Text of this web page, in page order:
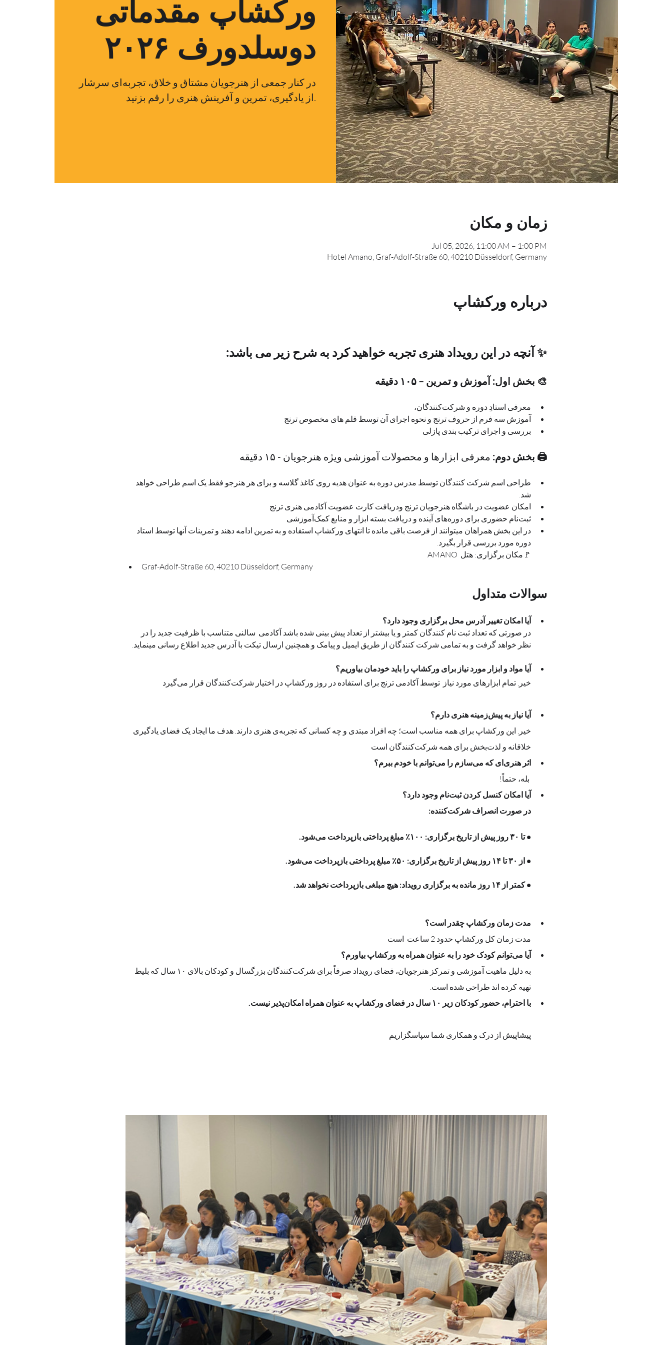
ورکشاپ مقدماتی
دوسلدورف ۲۰۲۶
در کنار جمعی از هنرجویان مشتاق و خلاق، تجربه‌ای سرشار
از یادگیری، تمرین و آفرینش هنری را رقم بزنید.
زمان و مکان
Jul 05, 2026, 11:00 AM – 1:00 PM
Hotel Amano, Graf-Adolf-Straße 60, 40210 Düsseldorf, Germany
درباره ورکشاپ
✨ آنچه در این رویداد هنری تجربه خواهید کرد به شرح زیر می باشد:
🎨 بخش اول: آموزش و تمرین – ۱۰۵ دقیقه
معرفی استادِ دوره و شرکت‌کنندگان،
آموزش سه فرم از حروف ترنج و نحوه اجرای آن توسط قلم های مخصوص ترنج
بررسی و اجرای ترکیب بندی پازلی
🖨 بخش دوم: معرفی ابزارها و محصولات آموزشی ویژه هنرجویان - ۱۵ دقیقه
طراحی اسم شرکت کنندگان توسط مدرس دوره به عنوان هدیه روی کاغذ گلاسه و برای هر هنرجو فقط یک اسم طراحی خواهد
شد.
امکان عضویت در باشگاه هنرجویان ترنج ودریافت کارت عضویت آکادمی هنری ترنج
ثبت‌نام حضوری برای دوره‌های آینده و دریافت بسته ابزار و منابع کمک‌آموزشی
در این بخش همراهان میتوانند از فرصت باقی مانده تا انتهای ورکشاپ استفاده و به تمرین ادامه دهند و تمرینات آنها توسط استاد
دوره مورد بررسی قرار بگیرد.
🚩مکان برگزاری: هتل  AMANO
Graf-Adolf-Straße 60, 40210 Düsseldorf, Germany
سوالات متداول
آیا امکان تغییر آدرس محل برگزاری وجود دارد؟
در صورتی که تعداد ثبت نام کنندگان کمتر و یا بیشتر از تعداد پیش بینی شده باشد آکادمی  سالنی متناسب با ظرفیت جدید را در
نظر خواهد گرفت و به تمامی شرکت کنندگان از طریق ایمیل و پیامک و همچنین ارسال تیکت با آدرس جدید اطلاع رسانی مینماید.
آیا مواد و ابزار مورد نیاز برای ورکشاپ را باید خودمان بیاوریم؟
خیر. تمام ابزارهای مورد نیاز  توسط آکادمی ترنج برای استفاده در روز ورکشاپ در اختیار شرکت‌کنندگان قرار می‌گیرد
آیا نیاز به پیش‌زمینه هنری دارم؟
خیر. این ورکشاپ برای همه مناسب است؛ چه افراد مبتدی و چه کسانی که تجربه‌ی هنری دارند. هدف ما ایجاد یک فضای یادگیری
خلاقانه و لذت‌بخش برای همه شرکت‌کنندگان است
اثر هنری‌ای که می‌سازم را می‌توانم با خودم ببرم؟
بله، حتماً!
آیا امکان کنسل کردن ثبت‌نام وجود دارد؟
در صورت انصراف شرکت‌کننده:
• تا ۳۰ روز پیش از تاریخ برگزاری: ۱۰۰٪ مبلغ پرداختی بازپرداخت می‌شود.
• از ۳۰ تا ۱۴ روز پیش از تاریخ برگزاری: ۵۰٪ مبلغ پرداختی بازپرداخت می‌شود.
• کمتر از ۱۴ روز مانده به برگزاری رویداد: هیچ مبلغی بازپرداخت نخواهد شد.
مدت زمان ورکشاپ چقدر است؟
مدت زمان کل ورکشاپ حدود 2 ساعت  است
آیا می‌توانم کودک خود را به عنوان همراه به ورکشاپ بیاورم؟
به دلیل ماهیت آموزشی و تمرکز هنرجویان، فضای رویداد صرفاً برای شرکت‌کنندگان بزرگسال و کودکان بالای ۱۰ سال که بلیط
تهیه کرده اند طراحی شده است.
با احترام، حضور کودکان زیر ۱۰ سال در فضای ورکشاپ به عنوان همراه امکان‌پذیر نیست.
پیشاپیش از درک و همکاری شما سپاسگزاریم